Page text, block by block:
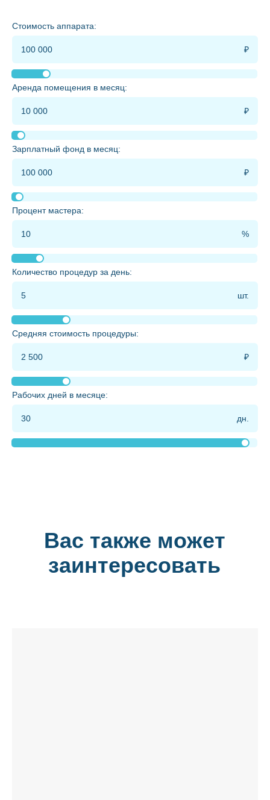
Стоимость аппарата:
Аренда помещения в месяц:
Зарплатный фонд в месяц:
Процент мастера:
Количество процедур за день:
Средняя стоимость процедуры:
Рабочих дней в месяце:
Вас также может
заинтересовать